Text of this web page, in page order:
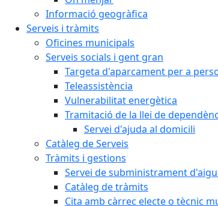
Informació geogràfica
Serveis i tràmits
Oficines municipals
Serveis socials i gent gran
Targeta d'aparcament per a
Teleassistència
Vulnerabilitat energètica
Tramitació de la llei de
Servei d'ajuda al domicili
Catàleg de Serveis
Tràmits i gestions
Servei de subministrament
Catàleg de tràmits
Cita amb càrrec electe o tècnic